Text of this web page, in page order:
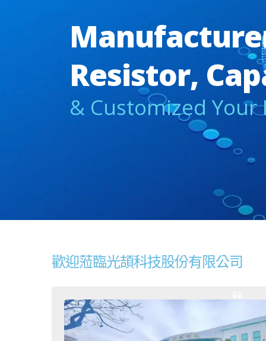
Resistor,
& Customized Your
歡迎蒞臨光頡科技股份有限公司